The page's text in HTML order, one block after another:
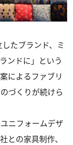
たブランド、ミ
ンドに」という
によるファブリ
づくりが続けら
ニフォームデザ
との家具制作、